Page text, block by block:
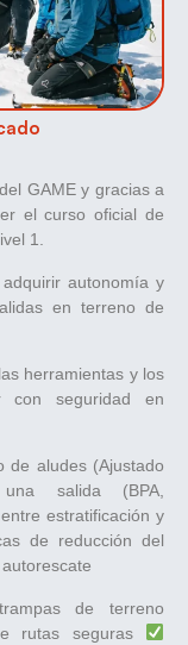
GAME y gracias a
el curso oficial de
1.
autonomía y
en terreno de
herramientas y los
con seguridad en
de aludes (Ajustado
salida (BPA,
estratificación y
de reducción del
de terreno
rutas seguras